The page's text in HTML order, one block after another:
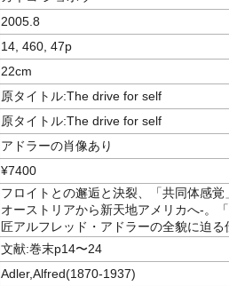
2005.8
14, 460, 47p
22cm
原タイトル:The drive for self
原タイトル:The drive for self
アドラーの肖像あり
¥7400
フロイトとの邂逅と決裂、「共同体感
オーストリアから新天地アメリカへ-。
匠アルフレッド・アドラーの全貌に迫る
文献:巻末p14〜24
Adler,Alfred(1870-1937)